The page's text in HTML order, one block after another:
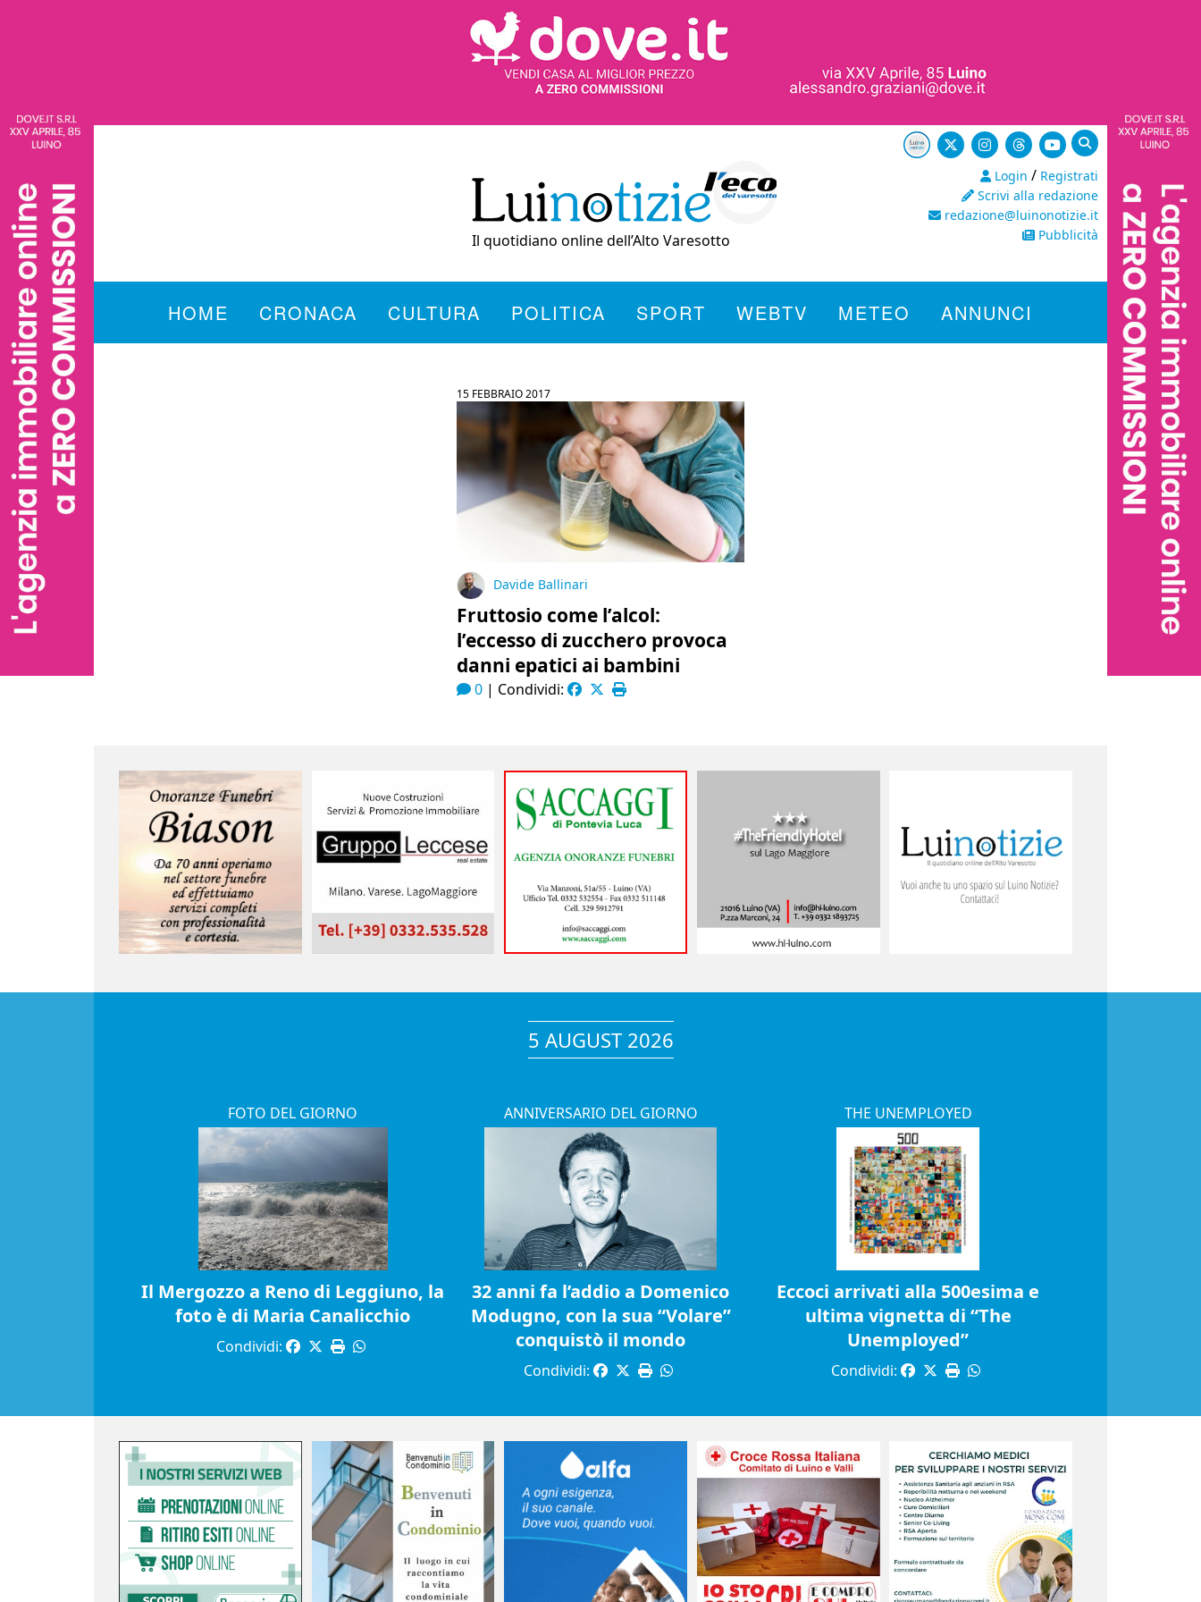
Il quotidiano online dell’Alto Varesotto
Login / Registrati
Scrivi alla redazione
redazione@luinonotizie.it
Pubblicità
HOME CRONACA CULTURA POLITICA SPORT WEBTV METEO ANNUNCI
15 FEBBRAIO 2017
Davide Ballinari
Fruttosio come l’alcol:
l’eccesso di zucchero provoca
danni epatici ai bambini
0 | Condividi:
5 AUGUST 2026
FOTO DEL GIORNO
Il Mergozzo a Reno di Leggiuno, la
foto è di Maria Canalicchio
Condividi:
ANNIVERSARIO DEL GIORNO
32 anni fa l’addio a Domenico
Modugno, con la sua “Volare”
conquistò il mondo
Condividi:
THE UNEMPLOYED
Eccoci arrivati alla 500esima e
ultima vignetta di “The
Unemployed”
Condividi: